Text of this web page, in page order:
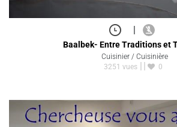
|
Baalbek- Entre Traditions et
Cuisinier / Cuisinière
3251 vues
0